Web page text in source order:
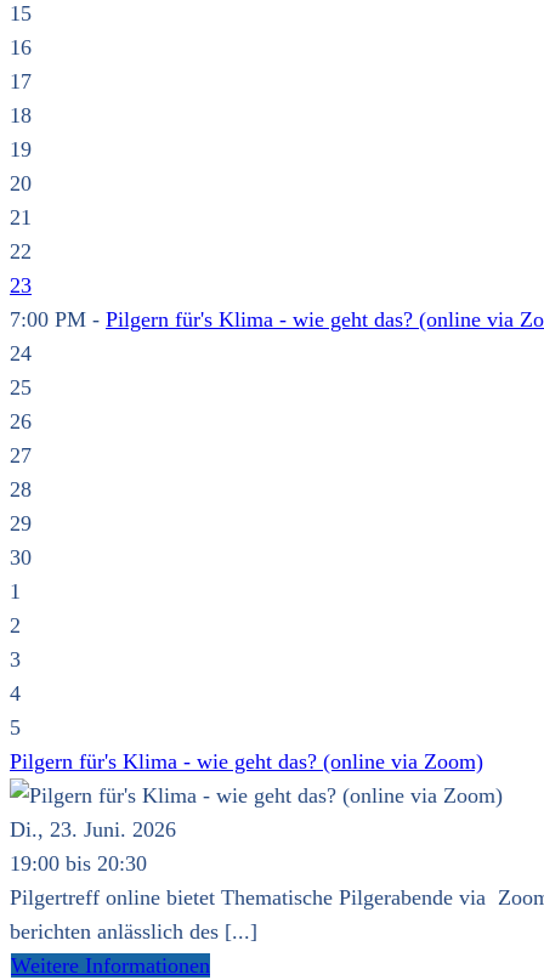
15
16
17
18
19
20
21
22
23
7:00 PM - Pilgern für's Klima - wie geht das? (online via
24
25
26
27
28
29
30
1
2
3
4
5
Pilgern für's Klima - wie geht das? (online via Zoom)
Di., 23. Juni. 2026
19:00 bis 20:30
Pilgertreff online bietet Thematische Pilgerabende via
berichten anlässlich des [...]
Weitere Informationen